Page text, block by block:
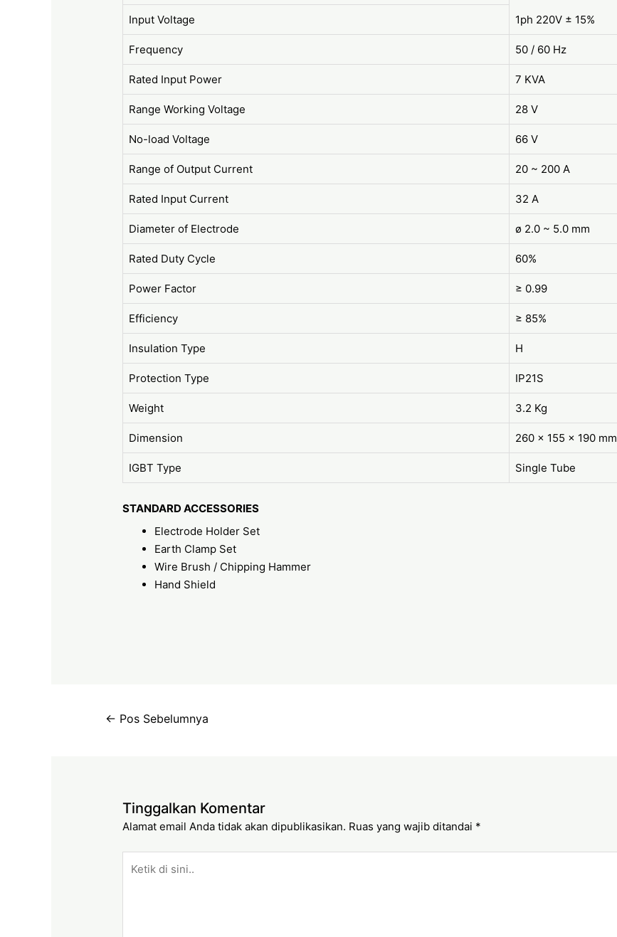
Input Voltage 1ph 220V ± 15%
Frequency 50 / 60 Hz
Rated Input Power 7 KVA
Range Working Voltage 28 V
No-load Voltage 66 V
Range of Output Current 20 ~ 200 A
Rated Input Current 32 A
Diameter of Electrode ø 2.0 ~ 5.0 mm
Rated Duty Cycle 60%
Power Factor ≥ 0.99
Efficiency ≥ 85%
Insulation Type H
Protection Type IP21S
Weight 3.2 Kg
Dimension 260 x 155 x 190 mm
IGBT Type Single Tube
STANDARD ACCESSORIES
Electrode Holder Set
Earth Clamp Set
Wire Brush / Chipping Hammer
Hand Shield
← Pos Sebelumnya
Tinggalkan Komentar
Alamat email Anda tidak akan dipublikasikan. Ruas yang wajib ditandai *